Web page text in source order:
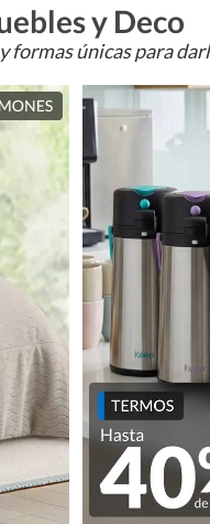
y Deco
formas únicas para